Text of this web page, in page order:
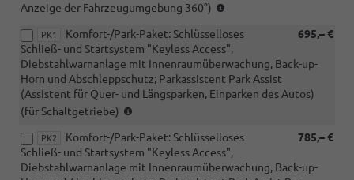
Anzeige der Fahrzeugumgebung 360°)
mit
RBB
oder
RDA)
PK1 695,– €
Komfort-/Park-Paket: Schlüsselloses
Schließ- und Startsystem "Keyless Access",
Diebstahlwarnanlage mit Innenraumüberwachung, Back-up-
Horn und Abschleppschutz; Parkassistent Park Assist
(Assistent für Quer- und Längsparken, Einparken des Autos)
(für Schaltgetriebe)
mit
Schaltgetriebe)
PK2 785,– €
Komfort-/Park-Paket: Schlüsselloses
Schließ- und Startsystem "Keyless Access",
Diebstahlwarnanlage mit Innenraumüberwachung, Back-up-